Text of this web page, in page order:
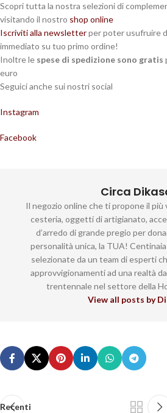
Scopri tutta la nostra selezioni di
visitando il nostro shop online
Iscriviti alla newsletterper poter usufruire
immediato su tuo primo ordine!
Inoltre le spese di spedizione sono gratis
euro
Seguici anche sui nostri social
Instagram
Facebook
Circa
Il negozio online che ti propone il
cesteria, oggetti di artigianato,
d’arredo di grande pregio per
personalità unica, la TUA!
selezionate da un team di esperti
approvvigionamenti ad una realtà
trentennale nel settore della
View all posts by
Recenti